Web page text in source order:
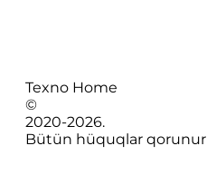
Texno Home
©
2020-2026.
Bütün hüquqlar qorunur